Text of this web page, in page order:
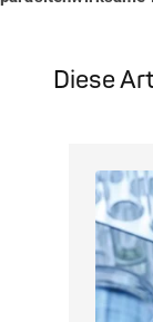
Diese